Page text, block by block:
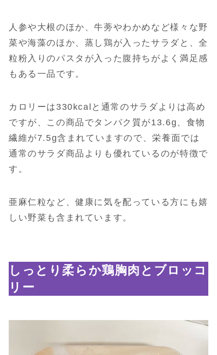
人参や大根のほか、牛蒡やわかめなど様々な野
菜や海藻のほか、蒸し鶏が入ったサラダと、全
粒粉入りのパスタが入った腹持ちがよく満足感
もある一品です。
カロリーは330kcalと通常のサラダよりは高め
ですが、この商品でタンパク質が13.6g、食物
繊維が7.5g含まれていますので、栄養面では
通常のサラダ商品よりも優れているのが特徴で
す。
亜麻仁粒など、健康に気を配っている方にも嬉
しい野菜も含まれています。
しっとり柔らか鶏胸肉とブロッコ
リー